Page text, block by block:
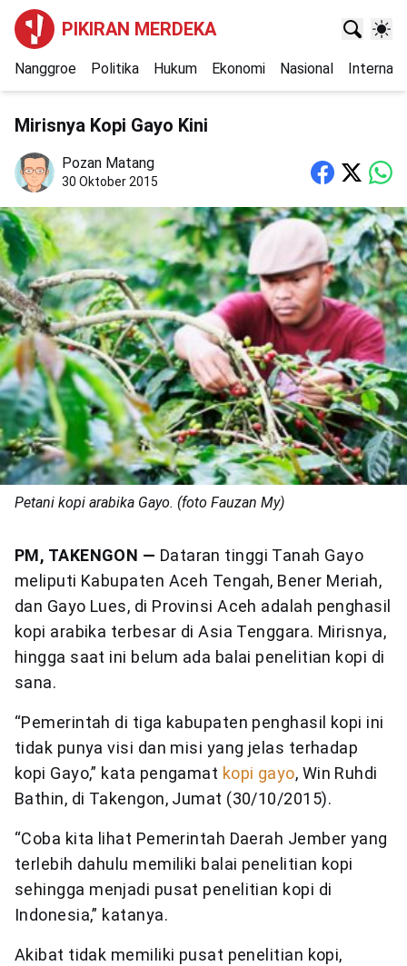
PIKIRAN MERDEKA
Nanggroe Politika Hukum Ekonomi Nasional
Mirisnya Kopi Gayo Kini
Pozan Matang
30 Oktober 2015
Petani kopi arabika Gayo. (foto Fauzan My)
PM, TAKENGON — Dataran tinggi Tanah Gayo
meliputi Kabupaten Aceh Tengah, Bener Meriah,
dan Gayo Lues, di Provinsi Aceh adalah penghasil
kopi arabika terbesar di Asia Tenggara. Mirisnya,
hingga saat ini belum ada balai penelitian kopi di
sana.
“Pemerintah di tiga kabupaten penghasil kopi ini
tidak punya visi dan misi yang jelas terhadap
kopi Gayo,” kata pengamat kopi gayo, Win Ruhdi
Bathin, di Takengon, Jumat (30/10/2015).
“Coba kita lihat Pemerintah Daerah Jember yang
terlebih dahulu memiliki balai penelitian kopi
sehingga menjadi pusat penelitian kopi di
Indonesia,” katanya.
Akibat tidak memiliki pusat penelitian kopi,